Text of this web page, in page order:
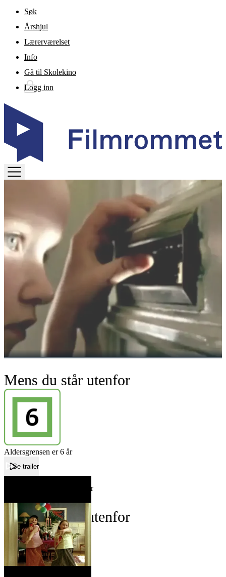
Gå til hovedinnhold
Søk
Årshjul
Lærerværelset
Info
Gå til Skolekino
Logg inn
Mens du står utenfor
Aldersgrensen er 6 år
Se trailer
Mens du står utenfor
Mens du står utenfor
Film
Forfatter:
Leverandør:
Norgesfilm AS
Lisens: